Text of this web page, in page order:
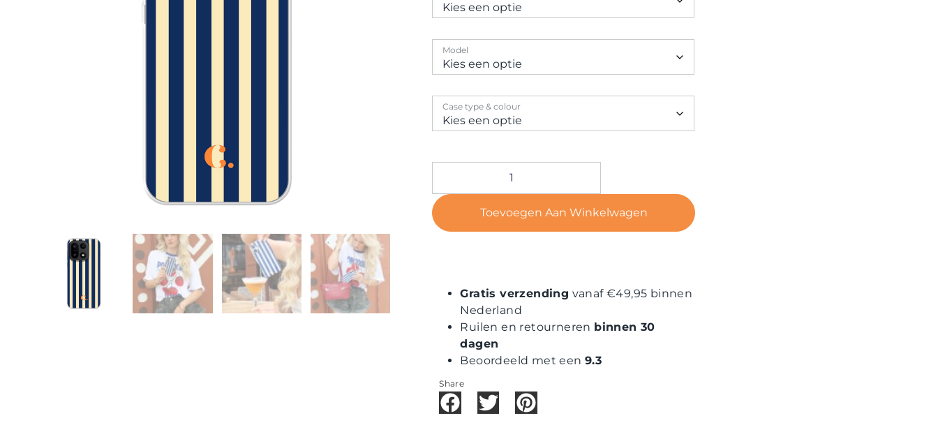
Model
Case type & colour
Toevoegen Aan Winkelwagen
Gratis verzending vanaf €49,95 binnen
Nederland
Ruilen en retourneren binnen 30
dagen
Beoordeeld met een9.3
Share